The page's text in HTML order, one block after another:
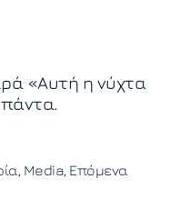
«Αυτή η νύχτα
Media Επόμενα